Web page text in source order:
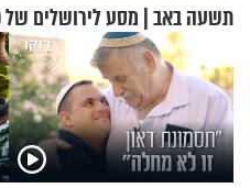
תשעה באב | מסע לירושלים של